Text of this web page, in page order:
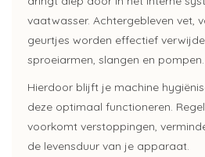
vaatwasser. Achtergebleven vet,
geurtjes worden effectief
sproeiarmen, slangen en pompen.
Hierdoor blijft je machine
deze optimaal functioneren.
voorkomt verstoppingen,
de levensduur van je apparaat.